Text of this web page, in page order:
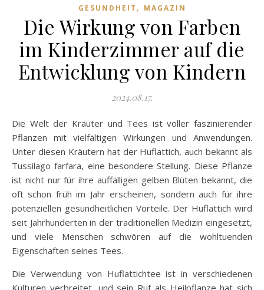
GESUNDHEIT , MAGAZIN
Die Wirkung von Farben
im Kinderzimmer auf die
Entwicklung von Kindern
2024.08.17.
Die Welt der Kräuter und Tees ist voller faszinierender
Pflanzen mit vielfältigen Wirkungen und Anwendungen.
Unter diesen Kräutern hat der Huflattich, auch bekannt als
Tussilago farfara, eine besondere Stellung. Diese Pflanze
ist nicht nur für ihre auffälligen gelben Blüten bekannt, die
oft schon früh im Jahr erscheinen, sondern auch für ihre
potenziellen gesundheitlichen Vorteile. Der Huflattich wird
seit Jahrhunderten in der traditionellen Medizin eingesetzt,
und viele Menschen schwören auf die wohltuenden
Eigenschaften seines Tees.
Die Verwendung von Huflattichtee ist in verschiedenen
Kulturen verbreitet, und sein Ruf als Heilpflanze hat sich